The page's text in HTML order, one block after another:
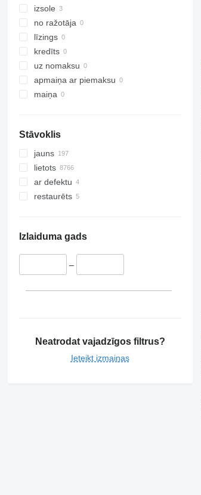
izsole
no ražotāja
līzings
kredīts
uz nomaksu
apmaiņa ar piemaksu
maiņa
Stāvoklis
jauns
lietots
ar defektu
restaurēts
Izlaiduma gads
–
Neatrodat vajadzīgos filtrus?
Ieteikt izmaiņas